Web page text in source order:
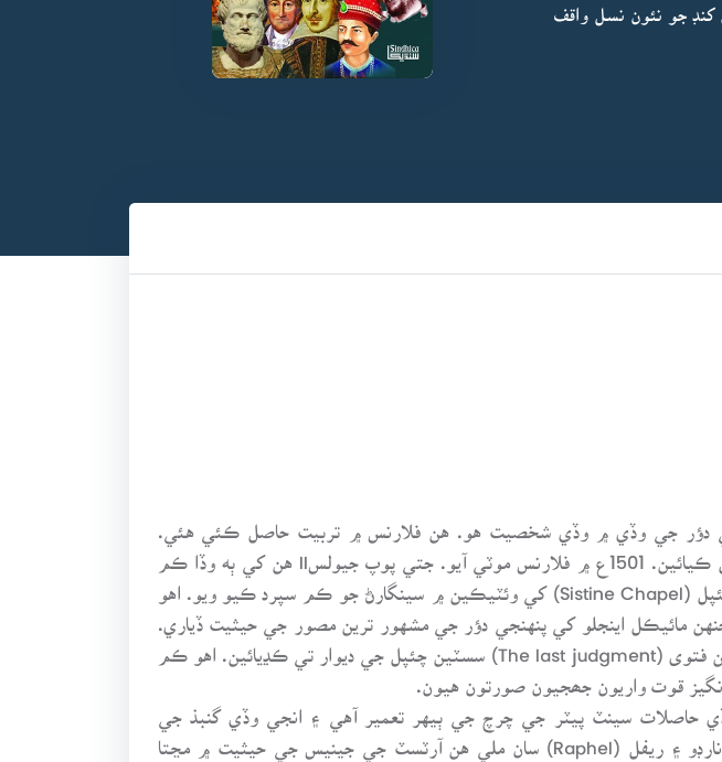
جو نئون نسل واقف
جي دؤر جي وڏي ۾ وڏي شخصيت هو. هن فلارنس ۾ تربيت حاصل ڪئي هئي.
1446ع ۾ هو روم ويو اتي 1499ع ۾ پنهنجو شاهڪار Pieta سينٽ پيٽر تي مڪمل ڪيائين. 1501ع ۾ فلارنس موٽي آيو. جتي پوپ جيولسII هن کي ٻه وڏا ڪم
سپرد ڪيا. هڪ هو موسى جو مجسمو پنهنجي هٿ سان ٺاهي ۽ ٻيو هن کي سسٽين چئپل (Sistine Chapel) کي وئٽيڪين ۾ سينگارڻ جو ڪم سپرد ڪيو ويو. اهو
مائيڪل اينجلو کي پنهنجي دؤر جي مشهور ترين مصور جي حيثيت ڏياري.
ڪجھه وقت فلارنس ۾ 1516ع کان 1534ع تائين رهي وري روم موٽي آيو ۽ اتي پوئين فتوى (The last judgment) سسٽين چئپل جي ديوار تي ڪڍيائين. اهو ڪم
قوت واريون جھجيون صورتون هيون.
سينٽ پيٽر جي چرچ جي ٻيهر تعمير آهي ۽ انجي وڏي گنبذ جي
خوبصورت رٿا آهي. هن کي پنهنجا همعصر تمام حيرت ۽ هيبت سان ڏسندا هيا. ليونارڊو ۽ ريفل (Raphel) سان ملي هن آرٽسٽ جي جينيس جي حيثيت ۾ مڃتا